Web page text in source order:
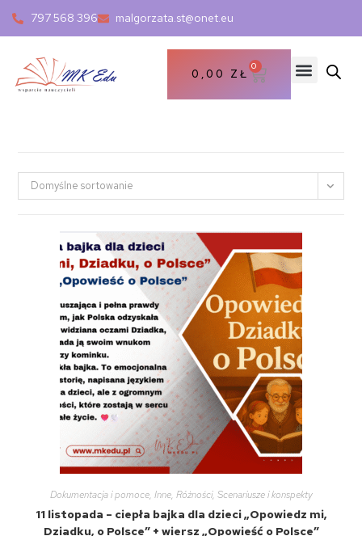
797 568 396 malgorzata.st@onet.eu
0,00 ZŁ
0
Domyślne sortowanie
Dokumentacja i pomoce, Inne, Różności, Scenariusze i konspekty
11 listopada – ciepła bajka dla dzieci „Opowiedz mi,
Dziadku, o Polsce” + wiersz „Opowieść o Polsce”